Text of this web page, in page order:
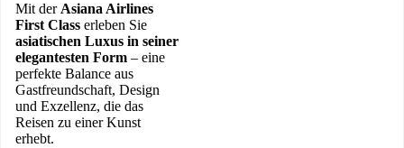
Mit der Asiana Airlines
First Class erleben Sie
asiatischen Luxus in seiner
elegantesten Form – eine
perfekte Balance aus
Gastfreundschaft, Design
und Exzellenz, die das
Reisen zu einer Kunst
erhebt.